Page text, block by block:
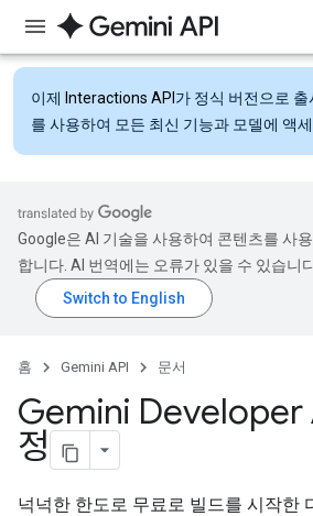
이제 Interactions API 가 정식 버전으로 출
를 사용하여 모든 최신 기능과 모델에 액
Google은 AI 기술을 사용하여 콘텐츠를 사
합니다. AI 번역에는 오류가 있을 수 있습니
홈 Gemini API 문서
Gemini Developer
정
넉넉한 한도로 무료로 빌드를 시작한